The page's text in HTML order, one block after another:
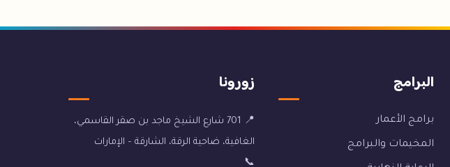
البرامج
برامج الأعمار
المخيمات والبرامج
زورونا
📍 701 شارع الشيخ ماجد بن صقر القاسمي،
الغافية، ضاحية الرقة، الشارقة – الإمارات
📞